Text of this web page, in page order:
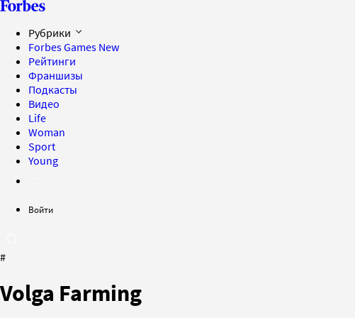
Рубрики
Forbes Games New
Рейтинги
Франшизы
Подкасты
Видео
Life
Woman
Sport
Young
Войти
#
Volga Farming